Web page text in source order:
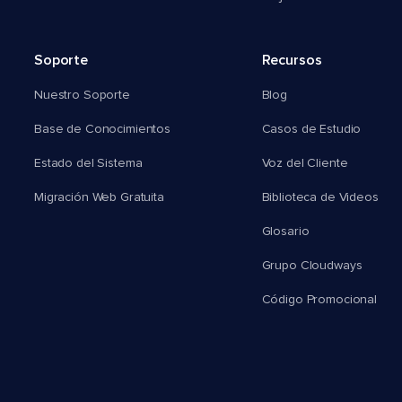
Soporte
Nuestro Soporte
Base de Conocimientos
Estado del Sistema
Migración Web Gratuita
Recursos
Blog
Casos de Estudio
Voz del Cliente
Biblioteca de Videos
Glosario
Grupo Cloudways
Código Promocional